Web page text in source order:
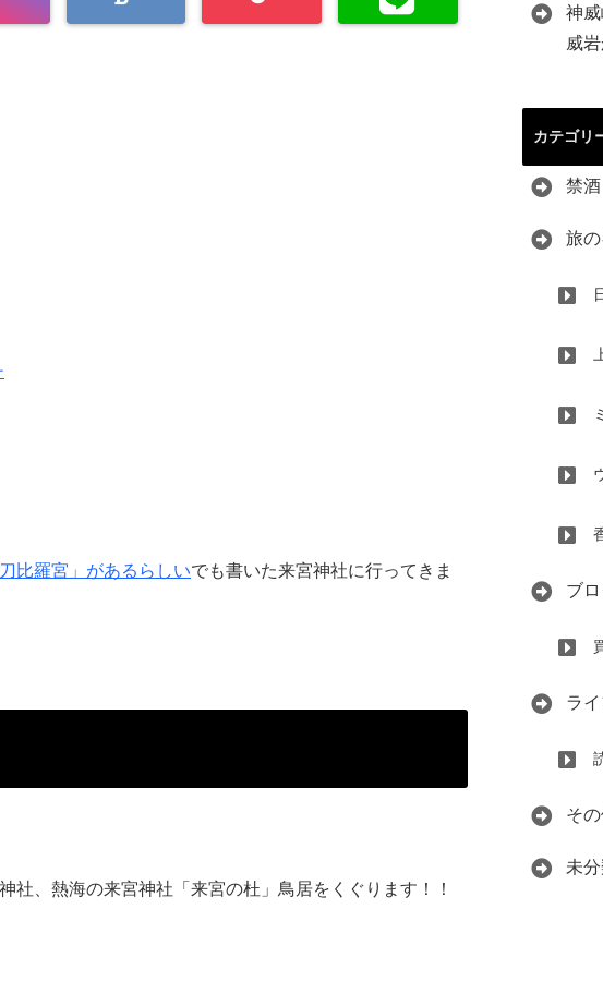
比羅宮」があるらしいでも書いた来宮神社に行ってきま
社、熱海の来宮神社「来宮の杜」鳥居をくぐります！！
神
威
カテゴリ
禁
旅の
ブ
ラ
そ
未